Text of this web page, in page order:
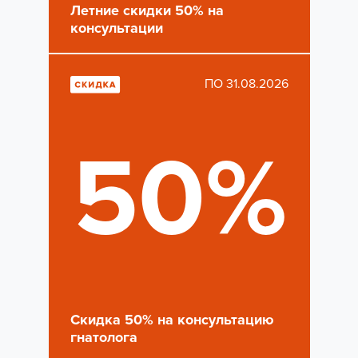
Летние скидки 50% на
консультации
ПО 31.08.2026
50%
Скидка 50% на консультацию
гнатолога